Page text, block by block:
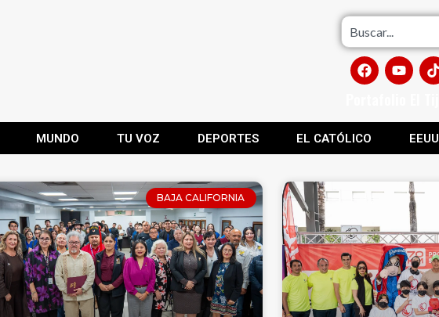
MUNDO TU VOZ DEPORTES EL CATÓLICO EEUU
BAJA CALIFORNIA